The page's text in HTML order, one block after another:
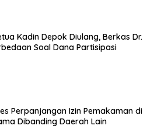
Kadin Depok Diulang, Berkas Dr.
Soal Dana Partisipasi
Perpanjangan Izin Pemakaman di
Dibanding Daerah Lain